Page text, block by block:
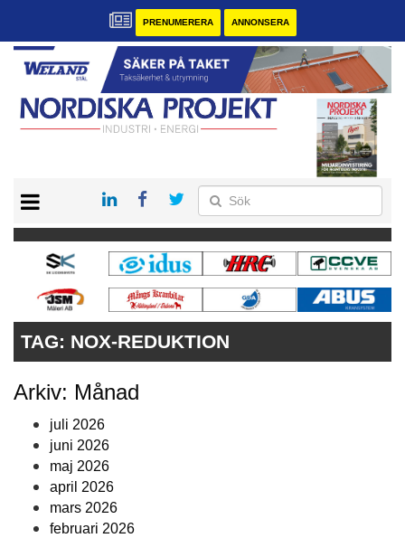
PRENUMERERA ANNONSERA
KONTAKT
VÅRA ANDRA MAGASIN
PRENUMERERA
ANNONSERA
TAG: NOX-REDUKTION
Arkiv: Månad
juli 2026
juni 2026
maj 2026
april 2026
mars 2026
februari 2026